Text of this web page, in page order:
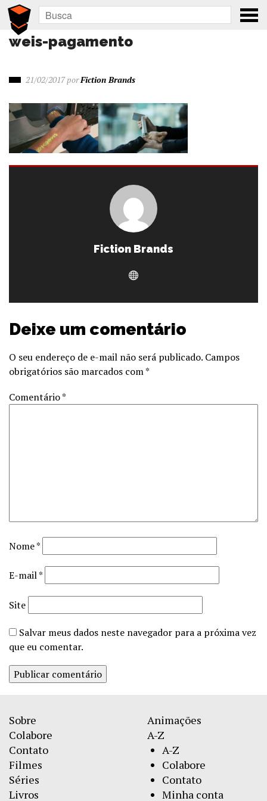
weis-pagamento
21/02/2017porFiction Brands
Fiction Brands
Deixe um comentário
O seu endereço de e-mail não será publicado. Campos
obrigatórios são marcados com*
Comentário*
Nome*
E-mail*
Site
Salvar meus dados neste navegador para a próxima vez
que eu comentar.
Sobre
Colabore
Contato
Filmes
Séries
Livros
Animações
A-Z
A-Z
Colabore
Contato
Minha conta